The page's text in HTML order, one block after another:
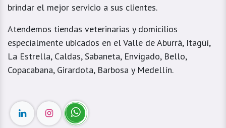
brindar el mejor servicio a sus clientes.
Atendemos tiendas veterinarias y domicilios
especialmente ubicados en el Valle de Aburrá, Itagüí,
La Estrella, Caldas, Sabaneta, Envigado, Bello,
Copacabana, Girardota, Barbosa y Medellín.